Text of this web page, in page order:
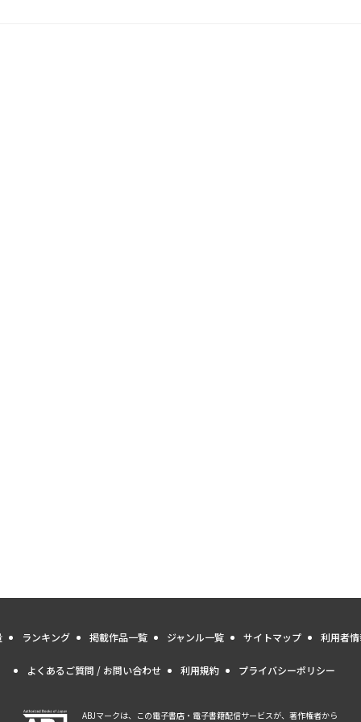
ランキング 掲載作品一覧 ジャンル一覧 サイトマップ 利用者
よくあるご質問 / お問い合わせ 利用規約 プライバシーポリシー
ABJマークは、この電子書店・電子書籍配信サービスが、著作権者から